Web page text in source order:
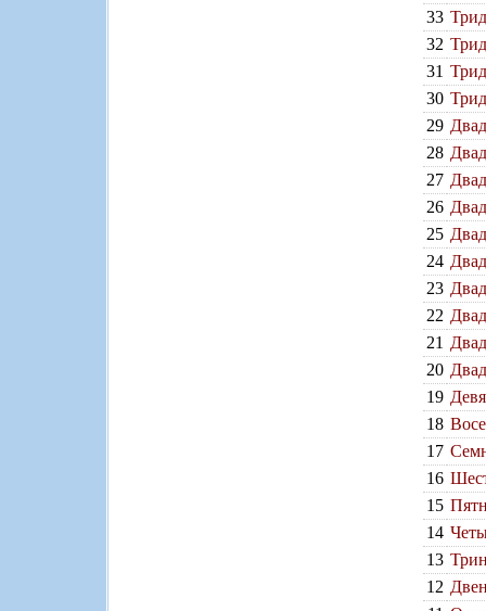
33
32
31
30
29
28
27
26
25
24
23
22
21
20
19
18
17
16
15
14
13
12